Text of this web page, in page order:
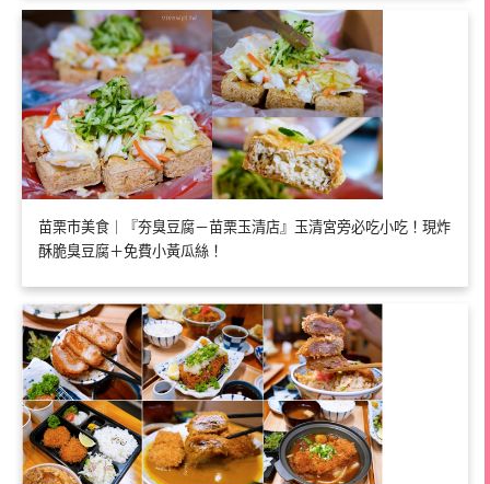
苗栗市美食｜『夯臭豆腐－苗栗玉清店』玉清宮旁必吃小吃！現炸
酥脆臭豆腐＋免費小黃瓜絲！